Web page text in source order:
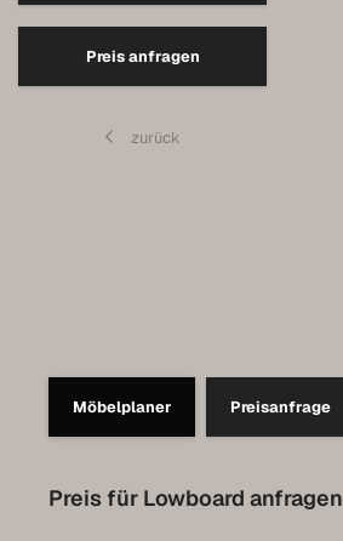
Preis anfragen
zurück
Möbelplaner Preisanfrage
Preis für Lowboard anfragen
Entretien